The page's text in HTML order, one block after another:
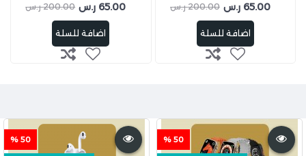
65.00 ر.س
200.00 ر.س
اضافة للسلة
65.00 ر.س
200.00 ر.س
اضافة للسلة
50 %
50 %